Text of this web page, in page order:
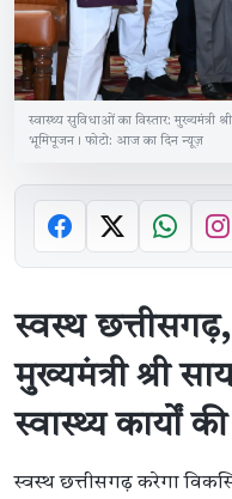
स्वास्थ्य सुविधाओं का विस्तार: मुख्यमंत्री
भूमिपूजन। फोटो: आज का दिन न्यूज़
स्वस्थ
मुख्यमंत्री श्री
स्वास्थ्य कार्यों
स्वस्थ छत्तीसगढ़ करेगा